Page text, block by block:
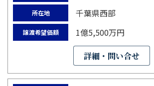
所在地 千葉県西部
譲渡希望価額 1億5,500万円
詳細・問い合せ